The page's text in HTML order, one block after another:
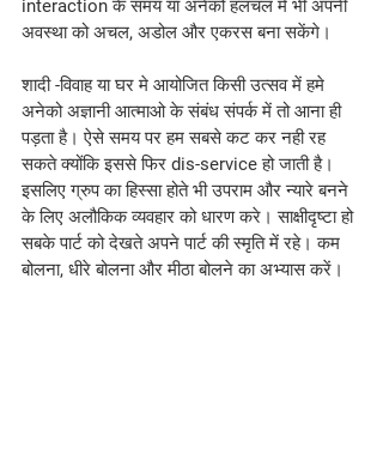
interaction के समय या अनेको हलचल में भी अपनी
अवस्था को अचल, अडोल और एकरस बना सकेंगे।
शादी -विवाह या घर मे आयोजित किसी उत्सव में हमे
अनेको अज्ञानी आत्माओ के संबंध संपर्क में तो आना ही
पड़ता है। ऐसे समय पर हम सबसे कट कर नही रह
सकते क्योंकि इससे फिर dis-service हो जाती है।
इसलिए ग्रुप का हिस्सा होते भी उपराम और न्यारे बनने
के लिए अलौकिक व्यवहार को धारण करे। साक्षीदृष्टा हो
सबके पार्ट को देखते अपने पार्ट की स्मृति में रहे। कम
बोलना, धीरे बोलना और मीठा बोलने का अभ्यास करें।